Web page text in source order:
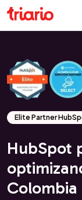
Elite Partner
HubSpot
Colombia